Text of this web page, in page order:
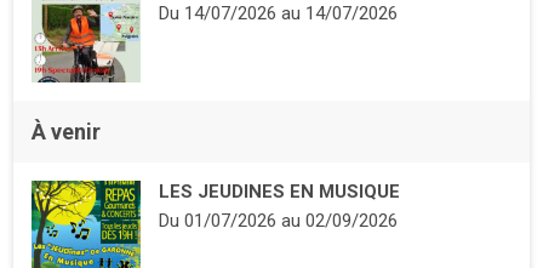
Du 14/07/2026au 14/07/2026
À venir
LES JEUDINES EN MUSIQUE
Du 01/07/2026au 02/09/2026